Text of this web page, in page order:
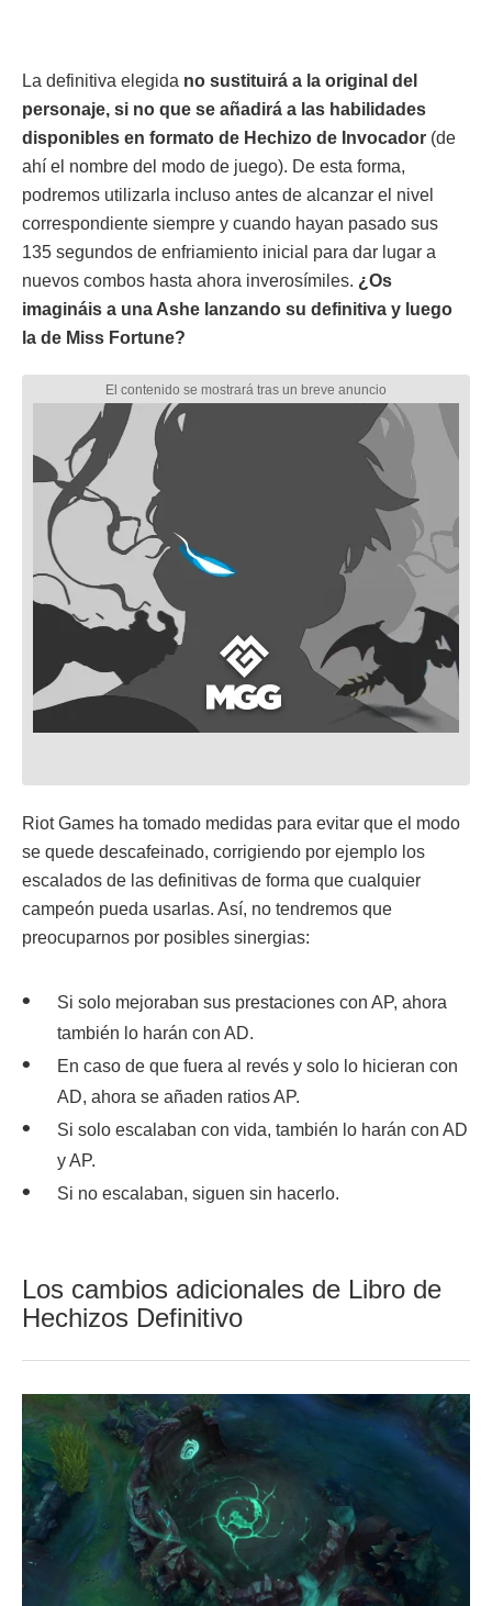
La definitiva elegida no sustituirá a la original del
personaje, si no que se añadirá a las habilidades
disponibles en formato de Hechizo de Invocador (de
ahí el nombre del modo de juego). De esta forma,
podremos utilizarla incluso antes de alcanzar el nivel
correspondiente siempre y cuando hayan pasado sus
135 segundos de enfriamiento inicial para dar lugar a
nuevos combos hasta ahora inverosímiles. ¿Os
imagináis a una Ashe lanzando su definitiva y luego
la de Miss Fortune?
Riot Games ha tomado medidas para evitar que el modo
se quede descafeinado, corrigiendo por ejemplo los
escalados de las definitivas de forma que cualquier
campeón pueda usarlas. Así, no tendremos que
preocuparnos por posibles sinergias:
Si solo mejoraban sus prestaciones con AP, ahora
también lo harán con AD.
En caso de que fuera al revés y solo lo hicieran con
AD, ahora se añaden ratios AP.
Si solo escalaban con vida, también lo harán con AD
y AP.
Si no escalaban, siguen sin hacerlo.
Los cambios adicionales de Libro de
Hechizos Definitivo